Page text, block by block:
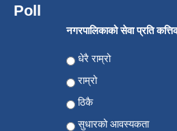
Poll
नगरपालिकाको सेवा प्रति
Choices
धेरै राम्रो
राम्रो
ठिकै
सुधारको आवस्यकता